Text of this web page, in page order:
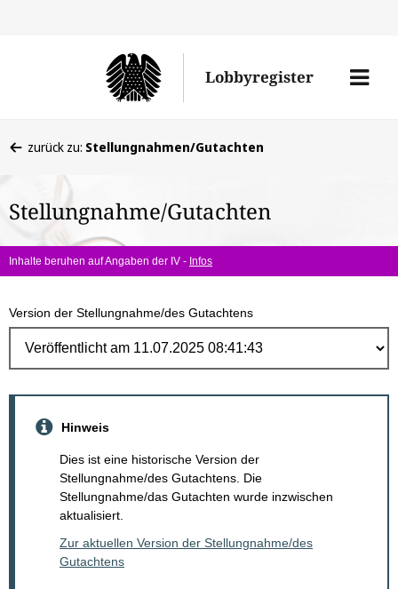
Lobbyregister
Menü
befinden
hier:
zurück zu: Stellungnahmen/Gutachten
Stellungnahme/Gutachten
Inhalte beruhen auf Angaben der IV - Infos
Version der Stellungnahme/des Gutachtens
Hinweis
Dies ist eine historische Version der
Stellungnahme/des Gutachtens. Die
Stellungnahme/das Gutachten wurde inzwischen
aktualisiert.
Zur aktuellen Version der Stellungnahme/des
Gutachtens